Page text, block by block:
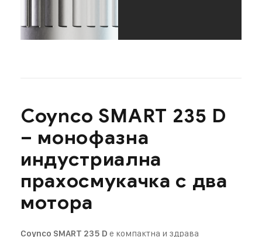
Coynco SMART 235 D
– монофазна
индустриална
прахосмукачка с два
мотора
Coynco SMART 235 D е компактна и здрава